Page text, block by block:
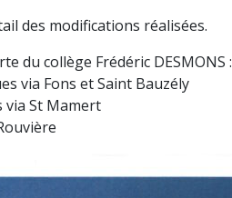
des modifications réalisées.
du collège Frédéric DESMONS :
via Fons et Saint Bauzély
via St Mamert